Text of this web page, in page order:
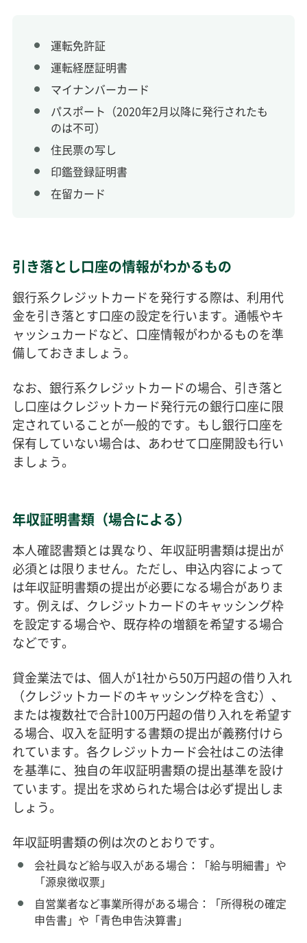
運転免許証
運転経歴証明書
マイナンバーカード
パスポート（2020年2月以降に発行されたも
のは不可）
住民票の写し
印鑑登録証明書
在留カード
引き落とし口座の情報がわかるもの
銀行系クレジットカードを発行する際は、利用代
金を引き落とす口座の設定を行います。通帳やキ
ャッシュカードなど、口座情報がわかるものを準
備しておきましょう。
なお、銀行系クレジットカードの場合、引き落と
し口座はクレジットカード発行元の銀行口座に限
定されていることが一般的です。もし銀行口座を
保有していない場合は、あわせて口座開設も行い
ましょう。
年収証明書類（場合による）
本人確認書類とは異なり、年収証明書類は提出が
必須とは限りません。ただし、申込内容によって
は年収証明書類の提出が必要になる場合がありま
す。例えば、クレジットカードのキャッシング枠
を設定する場合や、既存枠の増額を希望する場合
などです。
貸金業法では、個人が1社から50万円超の借り入れ
（クレジットカードのキャッシング枠を含む）、
または複数社で合計100万円超の借り入れを希望す
る場合、収入を証明する書類の提出が義務付けら
れています。各クレジットカード会社はこの法律
を基準に、独自の年収証明書類の提出基準を設け
ています。提出を求められた場合は必ず提出しま
しょう。
年収証明書類の例は次のとおりです。
会社員など給与収入がある場合：「給与明細書」や
「源泉徴収票」
自営業者など事業所得がある場合：「所得税の確定
申告書」や「青色申告決算書」